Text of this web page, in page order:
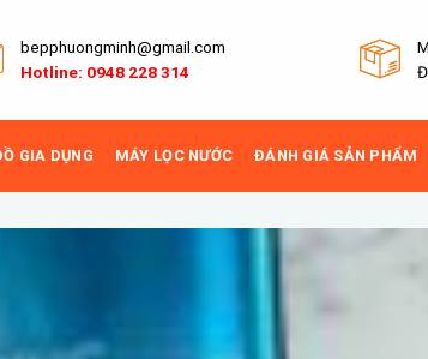
bepphuongminh@gmail.com
Hotline: 0948 228 314
GIA DỤNG MÁY LỌC NƯỚC ĐÁNH GIÁ SẢN PHẨM